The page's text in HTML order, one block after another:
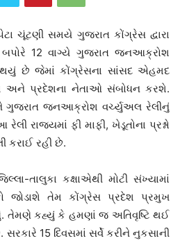
ચૂંટણી સમયે ગુજરાત કોંગ્રેસ દ્વારા
બપોરે 12 વાગ્યે ગુજરાત જનઆક્રોશ
છે જેમાં કોંગ્રેસના સાંસદ એહમદ
અને પ્રદેશના નેતાઓ સંબોધન કરશે.
ગુજરાત જનઆક્રોશ વર્ચ્યુઅલ રેલીનું
રાજ્યમાં ફી માફી, ખેડૂતોના પ્રશ્નો
કરાઈ રહી છે.
તાલુકા કક્ષાએથી મોટી સંખ્યામાં
જોડાશે તેમ કોંગ્રેસ પ્રદેશ પ્રમુખ
તેમણે કહ્યું કે હમણાં જ અતિવૃષ્ટિ થઈ
15 દિવસમાં સર્વે કરીને નુકસાની